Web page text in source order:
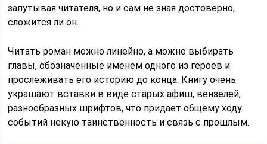
запутывая читателя, но и сам не зная достоверно,
сложится ли он.
Читать роман можно линейно, а можно выбирать
главы, обозначенные именем одного из героев и
прослеживать его историю до конца. Книгу очень
украшают вставки в виде старых афиш, вензелей,
разнообразных шрифтов, что придает общему ходу
событий некую таинственность и связь с прошлым.